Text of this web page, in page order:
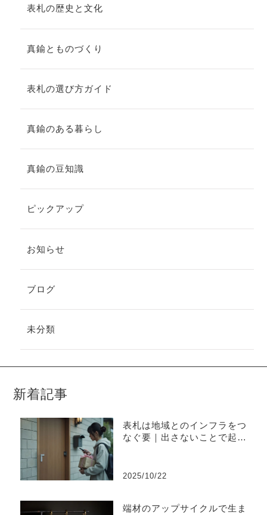
表札の歴史と文化
真鍮とものづくり
表札の選び方ガイド
真鍮のある暮らし
真鍮の豆知識
ピックアップ
お知らせ
ブログ
未分類
新着記事
表札は地域とのインフラをつ
なぐ要｜出さないことで起き
2025/10/22
端材のアップサイクルで生ま